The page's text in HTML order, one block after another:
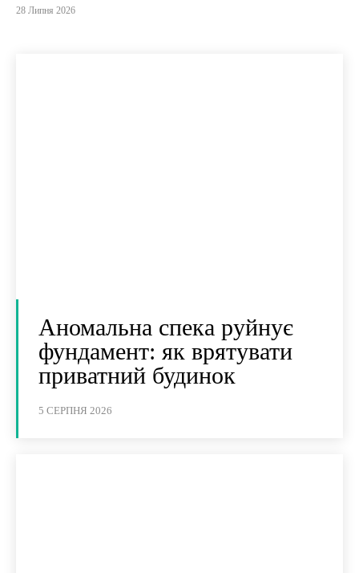
28 Липня 2026
Аномальна спека руйнує
фундамент: як врятувати
приватний будинок
5 СЕРПНЯ 2026